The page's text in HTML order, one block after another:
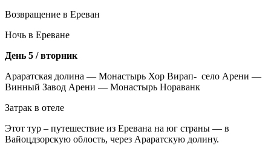
Возвращение в Ереван
Ночь в Ереване
День 5 / вторник
Араратская долина — Монастырь Хор Вирап- село Арени —
Винный Завод Арени — Монастырь Нораванк
Затрак в отеле
Этот тур – путешествие из Еревана на юг страны — в
Вайоцдзорскую облость, через Араратскую долину.